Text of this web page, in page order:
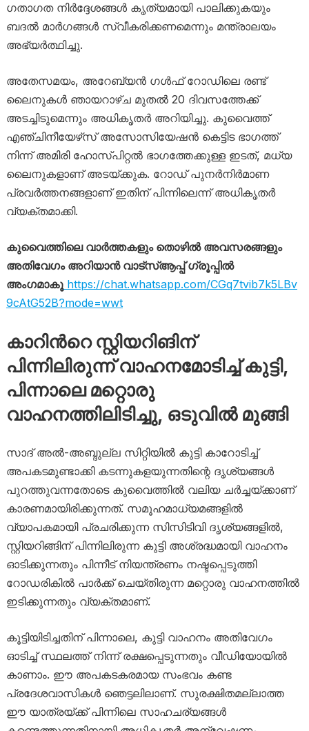
ഗതാഗത നിർദ്ദേശങ്ങൾ കൃത്യമായി പാലിക്കുകയും
ബദൽ മാർഗങ്ങൾ സ്വീകരിക്കണമെന്നും മന്ത്രാലയം
അഭ്യർത്ഥിച്ചു.
അതേസമയം, അറേബ്യൻ ഗൾഫ് റോഡിലെ രണ്ട്
ലൈനുകൾ ഞായറാഴ്ച മുതൽ 20 ദിവസത്തേക്ക്
അടച്ചിടുമെന്നും അധികൃതർ അറിയിച്ചു. കുവൈത്ത്
എഞ്ചിനീയേഴ്‌സ് അസോസിയേഷൻ കെട്ടിട ഭാഗത്ത്
നിന്ന് അമിരി ഹോസ്പിറ്റൽ ഭാഗത്തേക്കുള്ള ഇടത്, മധ്യ
ലൈനുകളാണ് അടയ്ക്കുക. റോഡ് പുനർനിർമാണ
പ്രവർത്തനങ്ങളാണ് ഇതിന് പിന്നിലെന്ന് അധികൃതർ
വ്യക്തമാക്കി.
കുവൈത്തിലെ വാർത്തകളും തൊഴിൽ അവസരങ്ങളും
അതിവേഗം അറിയാൻ വാട്സ്ആപ്പ് ഗ്രൂപ്പിൽ
അംഗമാകൂhttps://chat.whatsapp.com/CGq7tvib7k5LBv
9cAtG52B?mode=wwt
കാറിന്‍റെ സ്റ്റിയറിങിന്
പിന്നിലിരുന്ന് വാഹനമോടിച്ച് കുട്ടി,
പിന്നാലെ മറ്റൊരു
വാഹനത്തിലിടിച്ചു, ഒടുവില്‍ മുങ്ങി
സാദ് അൽ-അബ്ദുല്ല സിറ്റിയിൽ കുട്ടി കാറോടിച്ച്
അപകടമുണ്ടാക്കി കടന്നുകളയുന്നതിന്റെ ദൃശ്യങ്ങൾ
പുറത്തുവന്നതോടെ കുവൈത്തിൽ വലിയ ചർച്ചയ്ക്കാണ്
കാരണമായിരിക്കുന്നത്. സമൂഹമാധ്യമങ്ങളിൽ
വ്യാപകമായി പ്രചരിക്കുന്ന സിസിടിവി ദൃശ്യങ്ങളിൽ,
സ്റ്റിയറിങ്ങിന് പിന്നിലിരുന്ന കുട്ടി അശ്രദ്ധമായി വാഹനം
ഓടിക്കുന്നതും പിന്നീട് നിയന്ത്രണം നഷ്ടപ്പെടുത്തി
റോഡരികിൽ പാർക്ക് ചെയ്തിരുന്ന മറ്റൊരു വാഹനത്തിൽ
ഇടിക്കുന്നതും വ്യക്തമാണ്.
കൂട്ടിയിടിച്ചതിന് പിന്നാലെ, കുട്ടി വാഹനം അതിവേഗം
ഓടിച്ച് സ്ഥലത്ത് നിന്ന് രക്ഷപ്പെടുന്നതും വീഡിയോയിൽ
കാണാം. ഈ അപകടകരമായ സംഭവം കണ്ട
പ്രദേശവാസികൾ ഞെട്ടലിലാണ്. സുരക്ഷിതമല്ലാത്ത
ഈ യാത്രയ്ക്ക് പിന്നിലെ സാഹചര്യങ്ങൾ